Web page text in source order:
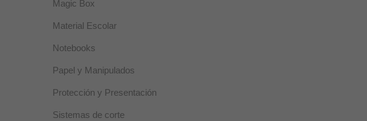
Magic Box
Material Escolar
Notebooks
Papel y Manipulados
Protección y Presentación
Sistemas de corte